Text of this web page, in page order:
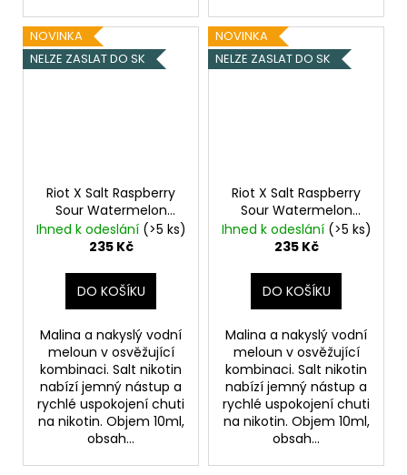
NOVINKA
NELZE ZASLAT DO SK
Riot X Salt Raspberry
Sour Watermelon
20mg Malina a vodní
meloun
Ihned k odeslání (>5 ks)
235 Kč
DO KOŠÍKU
Malina a nakyslý vodní
meloun v osvěžující
kombinaci. Salt nikotin
nabízí jemný nástup a
rychlé uspokojení chuti
na nikotin. Objem 10ml,
obsah...
NOVINKA
NELZE ZASLAT DO SK
Riot X Salt Raspberry
Sour Watermelon
10mg Malina a vodní
meloun
Ihned k odeslání (>5 ks)
235 Kč
DO KOŠÍKU
Malina a nakyslý vodní
meloun v osvěžující
kombinaci. Salt nikotin
nabízí jemný nástup a
rychlé uspokojení chuti
na nikotin. Objem 10ml,
obsah...